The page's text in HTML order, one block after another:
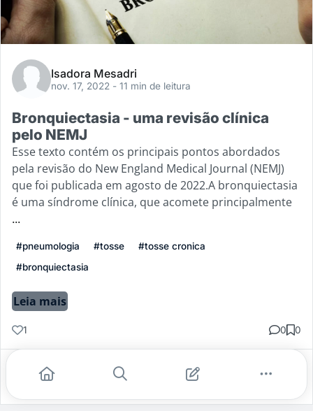
Isadora Mesadri
nov. 17, 2022 - 11 min de leitura
Bronquiectasia - uma revisão clínica
pelo NEMJ
Esse texto contém os principais pontos abordados
pela revisão do New England Medical Journal (NEMJ)
que foi publicada em agosto de 2022.A bronquiectasia
é uma síndrome clínica, que acomete principalmente
...
#pneumologia #tosse
#tosse cronica
#bronquiectasia
Leia mais
1 0 0
Gostei Comentar Salvar